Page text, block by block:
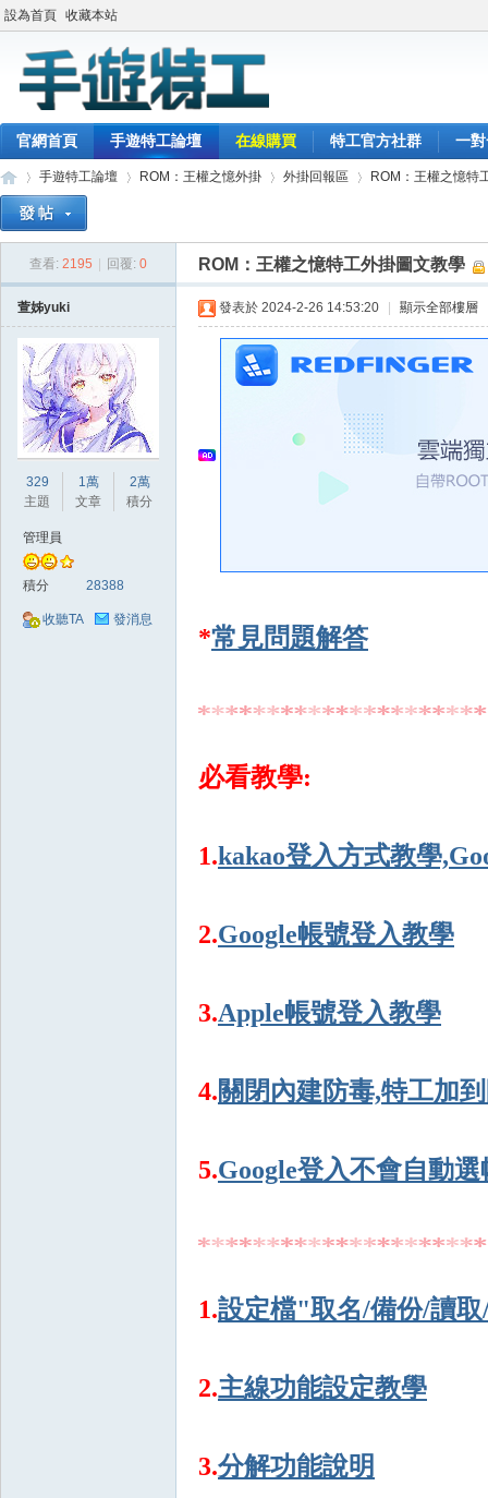
設為首頁 收藏本站
官網首頁 手遊特工論壇 在線購買 特工官方社群 一
手遊特工論壇
›
ROM：王權之憶外掛
›
外掛回報區
›
ROM：王權之憶特
查看: 2195 回覆: 0 ROM：王權之憶特工外掛圖文教學
萱姊yuki
329
主題
1萬
文章
2萬
積分
管理員
積分 28388
收聽TA 發消息
發表於 2024-2-26 14:53:20 顯示全部樓層
*常見問題解答
必看教學:
1.kakao登入方式教學
2.Google帳號登入教學
3.Apple帳號登入教學
4.關閉內建防毒,特工加
5.Google登入不會自動
1.設定檔"取名/備份/讀
2.主線功能設定教學
3.分解功能說明